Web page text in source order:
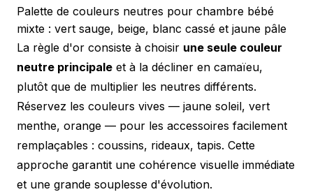
Palette de couleurs neutres pour chambre bébé
mixte : vert sauge, beige, blanc cassé et jaune pâle
La règle d'or consiste à choisir une seule couleur
neutre principale et à la décliner en camaïeu,
plutôt que de multiplier les neutres différents.
Réservez les couleurs vives — jaune soleil, vert
menthe, orange — pour les accessoires facilement
remplaçables : coussins, rideaux, tapis. Cette
approche garantit une cohérence visuelle immédiate
et une grande souplesse d'évolution.